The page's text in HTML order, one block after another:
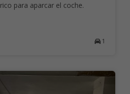
para aparcar el coche.
1